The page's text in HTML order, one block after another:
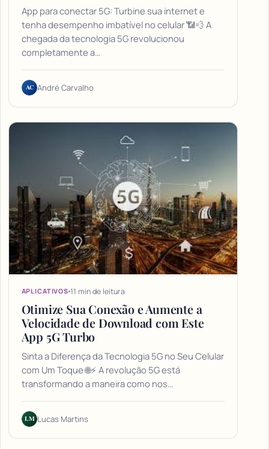
App para conectar 5G: Turbine sua internet e
tenha desempenho imbatível no celular 📶💨 A
chegada da tecnologia 5G revolucionou
completamente a…
AC André Carvalho
APLICATIVOS 11 min de leitura
Otimize Sua Conexão e Aumente a
Velocidade de Download com Este
App 5G Turbo
Sinta a Diferença da Tecnologia 5G no Seu Celular
com Um Toque 🌐⚡ A revolução 5G está
transformando a maneira como nos…
LM Lucas Martins